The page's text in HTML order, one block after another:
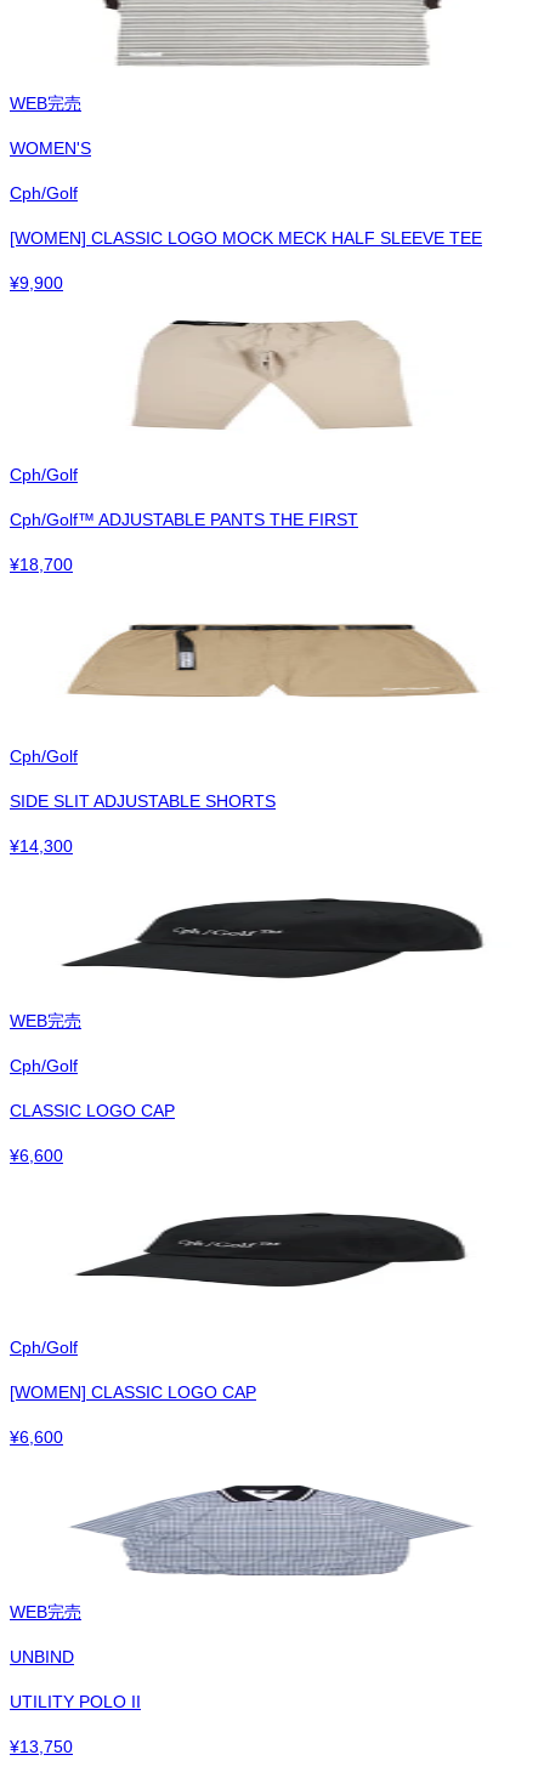
WEB完売
WOMEN'S
Cph/Golf
[WOMEN] CLASSIC LOGO MOCK MECK HALF SLEEVE TEE
¥9,900
Cph/Golf
Cph/Golf™︎ ADJUSTABLE PANTS THE FIRST
¥18,700
Cph/Golf
SIDE SLIT ADJUSTABLE SHORTS
¥14,300
WEB完売
Cph/Golf
CLASSIC LOGO CAP
¥6,600
Cph/Golf
[WOMEN] CLASSIC LOGO CAP
¥6,600
WEB完売
UNBIND
UTILITY POLO II
¥13,750